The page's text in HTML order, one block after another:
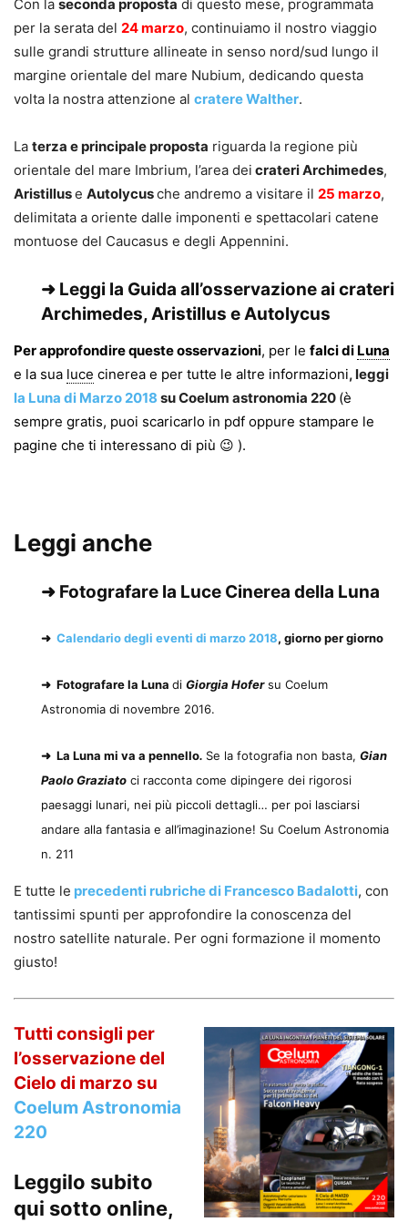
Con la seconda proposta di questo mese, programmata
per la serata del 24 marzo, continuiamo il nostro viaggio
sulle grandi strutture allineate in senso nord/sud lungo il
margine orientale del mare Nubium, dedicando questa
volta la nostra attenzione al cratere Walther.
La terza e principale proposta riguarda la regione più
orientale del mare Imbrium, l’area dei crateri Archimedes,
Aristilluse Autolycusche andremo a visitare il 25 marzo,
delimitata a oriente dalle imponenti e spettacolari catene
montuose del Caucasus e degli Appennini.
➜ Leggi la Guida all’osservazione ai crateri
Archimedes, Aristillus e Autolycus
Per approfondire queste osservazioni, per le falci di Luna
e la sua luce cinerea e per tutte le altre informazioni, leggi
la Luna di Marzo 2018 su Coelum astronomia 220 (è
sempre gratis, puoi scaricarlo in pdf oppure stampare le
pagine che ti interessano di più 😉 ).
Leggi anche
➜ Fotografare la Luce Cinerea della Luna
➜ Calendario degli eventi di marzo 2018, giorno per giorno
➜ Fotografare la Luna di Giorgia Hofersu Coelum
Astronomia di novembre 2016.
➜ La Luna mi va a pennello. Se la fotografia non basta, Gian
Paolo Graziato ci racconta come dipingere dei rigorosi
paesaggi lunari, nei più piccoli dettagli… per poi lasciarsi
andare alla fantasia e all’imaginazione! Su Coelum Astronomia
n. 211
E tutte le precedenti rubriche di Francesco Badalotti, con
tantissimi spunti per approfondire la conoscenza del
nostro satellite naturale. Per ogni formazione il momento
giusto!
Tutti consigli per
l’osservazione del
Cielo di marzo su
Coelum Astronomia
220
Leggilo subito
qui sotto online,